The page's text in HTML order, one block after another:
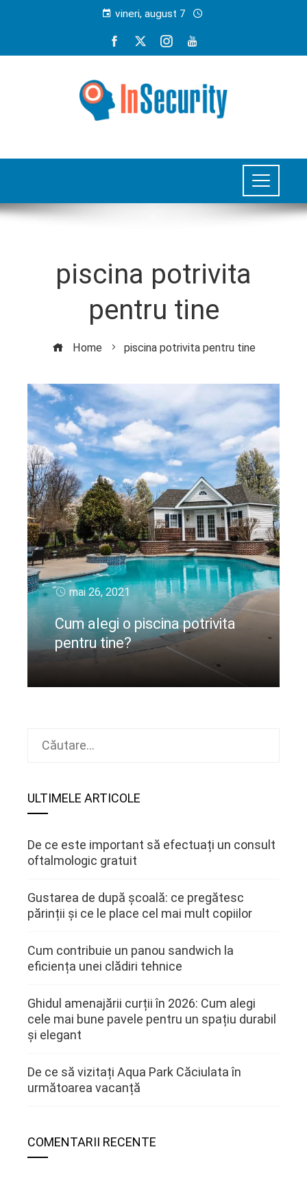
vineri, august 7
piscina potrivita
pentru tine
Home piscina potrivita pentru tine
mai 26, 2021
Cum alegi o piscina potrivita
pentru tine?
CIteste mai departe
Caută
ULTIMELE ARTICOLE
De ce este important să efectuați un consult
oftalmologic gratuit
Gustarea de după școală: ce pregătesc
părinții și ce le place cel mai mult copiilor
Cum contribuie un panou sandwich la
eficiența unei clădiri tehnice
Ghidul amenajării curții în 2026: Cum alegi
cele mai bune pavele pentru un spațiu durabil
și elegant
De ce să vizitați Aqua Park Căciulata în
următoarea vacanță
COMENTARII RECENTE